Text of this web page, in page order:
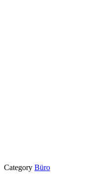
Category Büro